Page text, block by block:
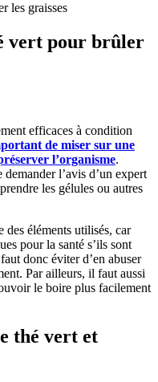
les graisses
vert pour brûler
efficaces à condition
de miser sur une
l’organisme.
l’avis d’un expert
les gélules ou autres
des éléments utilisés, car
pour la santé s’ils sont
donc éviter d’en abuser
Par ailleurs, il faut aussi
le boire plus facilement
thé vert et